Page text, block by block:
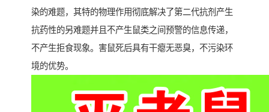
染的难题，其特的物理作用彻底解决了第二代抗剂产生
抗药性的另难题并且不产生鼠类之间预警的信息传递，
不产生拒食现象。害鼠死后具有干瘪无恶臭，不污染环
境的优势。